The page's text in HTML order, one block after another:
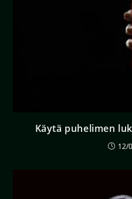
Käytä puhelimen
12/